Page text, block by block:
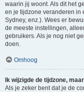
waarin jij woont. Als dit het
en je tijdzone veranderen in
Sydney, enz.). Wees er
de meeste instellingen,
gebruikers. Als je nog niet
doen.
Omhoog
Ik wijzigde de tijdzone,
Als je zeker bent dat je de